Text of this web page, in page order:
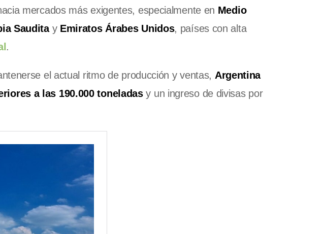
mercados más exigentes, especialmente en Medio
Saudita y Emiratos Árabes Unidos, países con alta
.
el actual ritmo de producción y ventas, Argentina
a las 190.000 toneladasy un ingreso de divisas por